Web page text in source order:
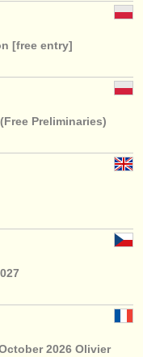
[free entry]
Preliminaries)
2026 Olivier